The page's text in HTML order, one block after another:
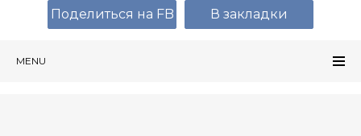
MENU
Поделиться на FB В закладки